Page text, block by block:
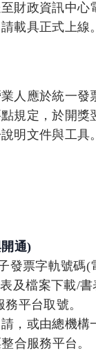
財政資訊中
載具正式上線。
人應於統一發
規定，於開
明文件與工具。
通)
發票字軌號碼
及檔案下載/
平台取號。
，或由總機
合服務平台。